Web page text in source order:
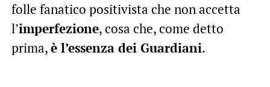
folle fanatico positivista che non accetta
l’imperfezione, cosa che, come detto
prima,è l’essenza dei Guardiani.